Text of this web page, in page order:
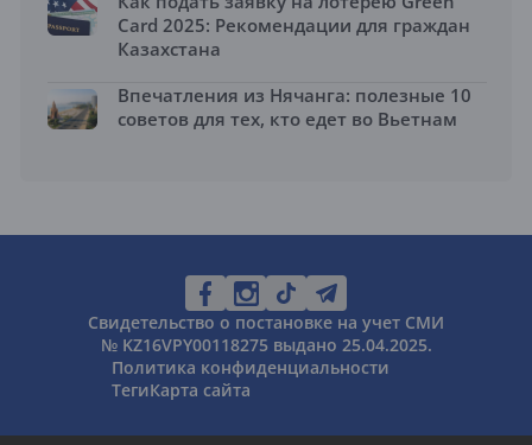
Card 2025: Рекомендации для граждан
Казахстана
Впечатления из Нячанга: полезные 10
советов для тех, кто едет во Вьетнам
Свидетельство о постановке на учет СМИ
№ KZ16VPY00118275 выдано 25.04.2025.
Политика конфиденциальности
ТегиКарта сайта